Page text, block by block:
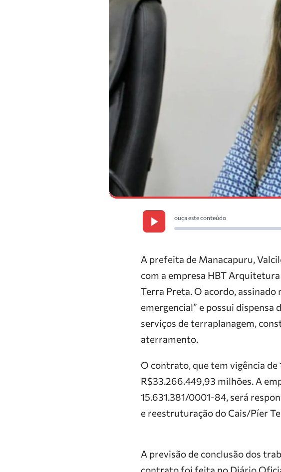
ouça este conteúdo
A prefeita de Manacapuru,
com a empresa HBT
Terra Preta. O acordo,
emergencial” e possui dispensa
serviços de terraplanagem,
aterramento.
O contrato, que tem vigência
R$33.266.449,93 milhões. A
15.631.381/0001-84, será
e reestruturação do Cais/Píer
A previsão de conclusão dos